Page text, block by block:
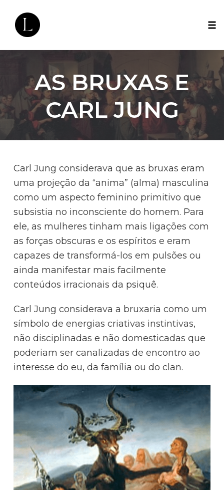
contentAS BRUXAS E
CARL JUNG
Carl Jung considerava que as bruxas eram
uma projeção da “anima” (alma) masculina
como um aspecto feminino primitivo que
subsistia no inconsciente do homem. Para
ele, as mulheres tinham mais ligações com
as forças obscuras e os espíritos e eram
capazes de transformá-los em pulsões ou
ainda manifestar mais facilmente
conteúdos irracionais da psiquê.
Carl Jung considerava a bruxaria como um
símbolo de energias criativas instintivas,
não disciplinadas e não domesticadas que
poderiam ser canalizadas de encontro ao
interesse do eu, da família ou do clan.